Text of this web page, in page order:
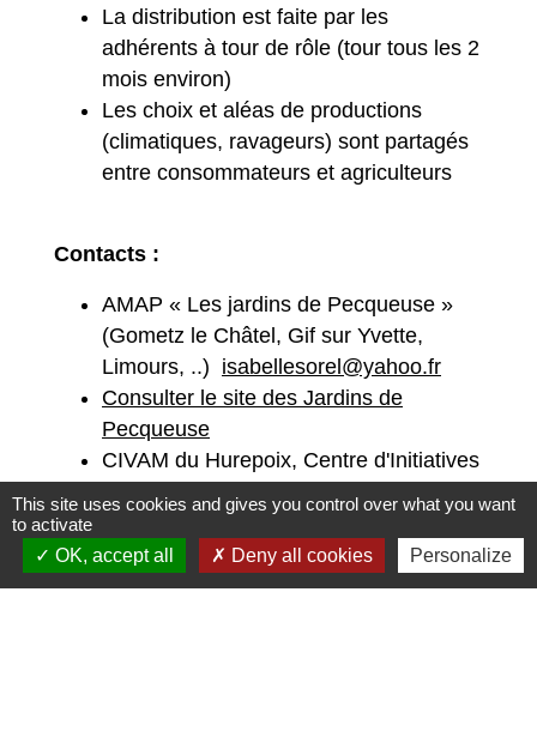
La distribution est faite par les
adhérents à tour de rôle (tour tous les 2
mois environ)
Les choix et aléas de productions
(climatiques, ravageurs) sont partagés
entre consommateurs et agriculteurs
Contacts :
AMAP « Les jardins de Pecqueuse »
(Gometz le Châtel, Gif sur Yvette,
Limours, ..) isabellesorel@yahoo.fr
Consulter le site des Jardins de
Pecqueuse
CIVAM du Hurepoix, Centre d'Initiatives
Consulter le site du CIVAM du Hurepoix
This site uses cookies and gives you control over what you want
to activate
OK, accept all
Deny all cookies Personalize